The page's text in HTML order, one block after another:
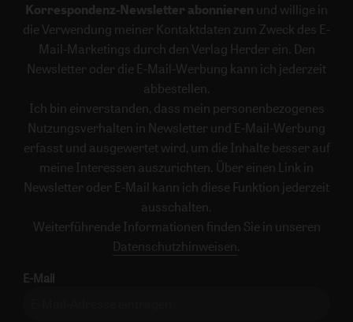
Korrespondenz-Newsletter abonnieren und willige in
die Verwendung meiner Kontaktdaten zum Zweck des E-
Mail-Marketings durch den Verlag Herder ein. Den
Newsletter oder die E-Mail-Werbung kann ich jederzeit
abbestellen.
Ich bin einverstanden, dass mein personenbezogenes
Nutzungsverhalten in Newsletter und E-Mail-Werbung
erfasst und ausgewertet wird, um die Inhalte besser auf
meine Interessen auszurichten. Über einen Link in
Newsletter oder E-Mail kann ich diese Funktion jederzeit
ausschalten.
Weiterführende Informationen finden Sie in unseren
Datenschutzhinweisen .
E-Mail